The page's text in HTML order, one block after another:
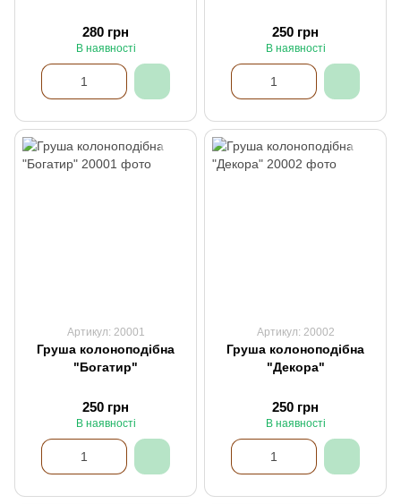
280 грн
В наявності
250 грн
В наявності
Артикул: 20001
Груша колоноподібна
"Богатир"
250 грн
В наявності
Артикул: 20002
Груша колоноподібна
"Декора"
250 грн
В наявності